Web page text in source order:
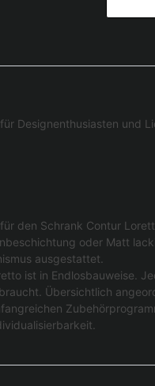
Designenthusiasten und
den Schrank Contur
oder Matt
ausgestattet.
ist in Endlosbauweise.
Übersichtlich